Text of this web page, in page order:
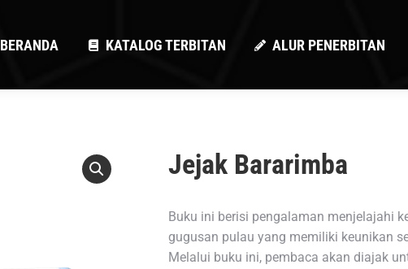
BERANDA KATALOG TERBITAN ALUR PENERBITAN
Jejak Bararimba
Buku ini berisi pengalaman menjelajahi
gugusan pulau yang memiliki keunikan
Melalui buku ini, pembaca akan diajak